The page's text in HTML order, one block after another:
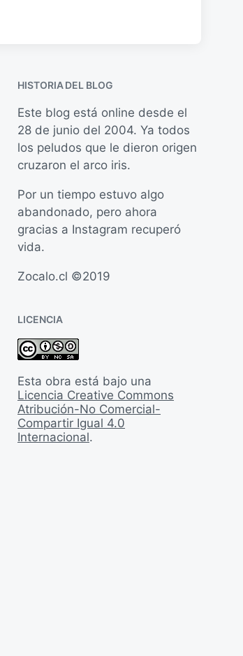
HISTORIA DEL BLOG
Este blog está online desde el
28 de junio del 2004. Ya todos
los peludos que le dieron origen
cruzaron el arco iris.
Por un tiempo estuvo algo
abandonado, pero ahora
gracias a Instagram recuperó
vida.
Zocalo.cl ©2019
LICENCIA
Esta obra está bajo una
Licencia Creative Commons
Atribución-No Comercial-
Compartir Igual 4.0
Internacional.